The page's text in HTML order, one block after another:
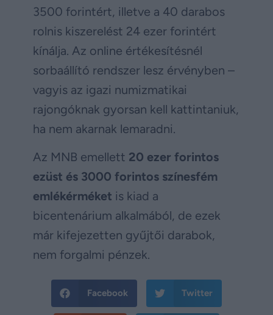
3500 forintért, illetve a 40 darabos
rolnis kiszerelést 24 ezer forintért
kínálja. Az online értékesítésnél
sorbaállító rendszer lesz érvényben –
vagyis az igazi numizmatikai
rajongóknak gyorsan kell kattintaniuk,
ha nem akarnak lemaradni.
Az MNB emellett 20 ezer forintos
ezüst és 3000 forintos színesfém
emlékérméket is kiad a
bicentenárium alkalmából, de ezek
már kifejezetten gyűjtői darabok,
nem forgalmi pénzek.
Facebook Twitter